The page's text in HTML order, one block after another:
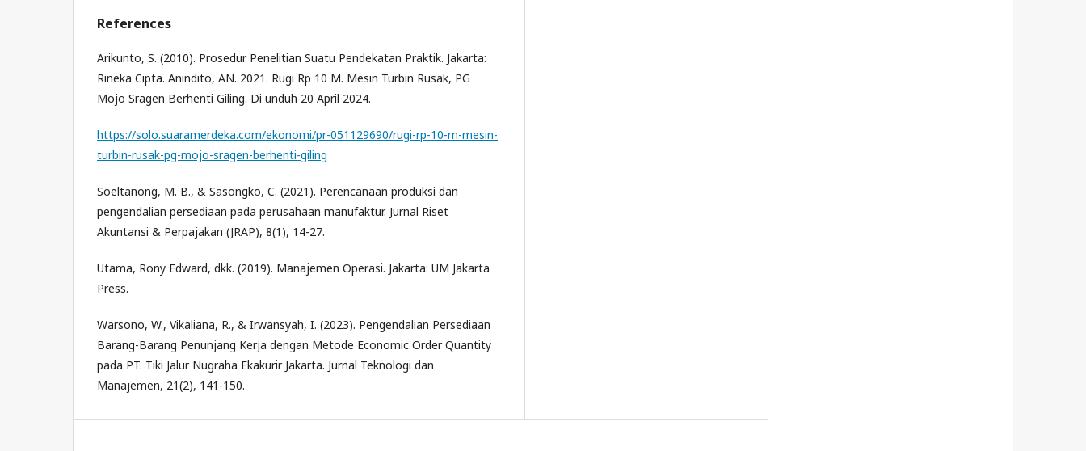
References
Arikunto, S. (2010). Prosedur Penelitian Suatu Pendekatan Praktik. Jakarta:
Rineka Cipta. Anindito, AN. 2021. Rugi Rp 10 M. Mesin Turbin Rusak, PG
Mojo Sragen Berhenti Giling. Di unduh 20 April 2024.
https://solo.suaramerdeka.com/ekonomi/pr-051129690/rugi-rp-10-m-mesin-
turbin-rusak-pg-mojo-sragen-berhenti-giling
Soeltanong, M. B., & Sasongko, C. (2021). Perencanaan produksi dan
pengendalian persediaan pada perusahaan manufaktur. Jurnal Riset
Akuntansi & Perpajakan (JRAP), 8(1), 14-27.
Utama, Rony Edward, dkk. (2019). Manajemen Operasi. Jakarta: UM Jakarta
Press.
Warsono, W., Vikaliana, R., & Irwansyah, I. (2023). Pengendalian Persediaan
Barang-Barang Penunjang Kerja dengan Metode Economic Order Quantity
pada PT. Tiki Jalur Nugraha Ekakurir Jakarta. Jurnal Teknologi dan
Manajemen, 21(2), 141-150.